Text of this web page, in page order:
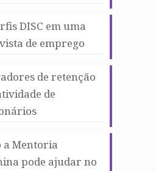
DISC em uma
de emprego
de retenção
de
a Mentoria
pode ajudar no